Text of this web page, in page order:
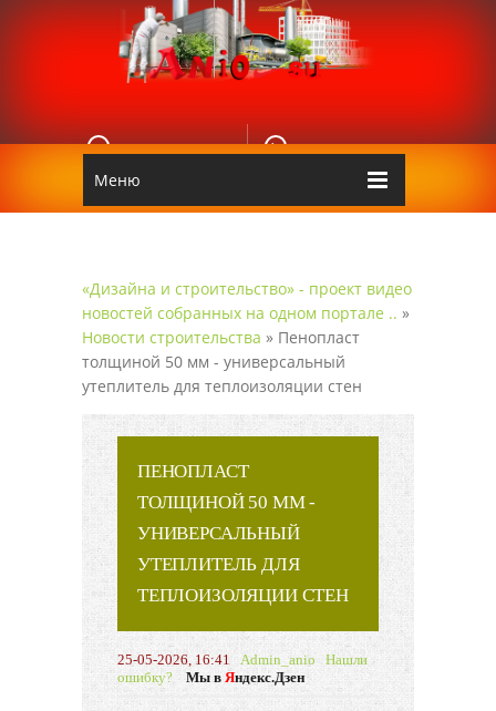
КОНТАКТЫ
E-MAIL
Меню
«Дизайна и строительство» - проект видео
новостей собранных на одном портале .. »
Новости строительства » Пенопласт
толщиной 50 мм - универсальный
утеплитель для теплоизоляции стен
ПЕНОПЛАСТ
ТОЛЩИНОЙ 50 ММ -
УНИВЕРСАЛЬНЫЙ
УТЕПЛИТЕЛЬ ДЛЯ
ТЕПЛОИЗОЛЯЦИИ СТЕН
25-05-2026, 16:41 Admin_anio
Нашли
ошибку?
Мы в Яндекс.Дзен